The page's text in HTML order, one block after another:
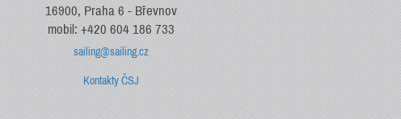
16900, Praha 6 - Břevnov
mobil: +420 604 186 733
sailing@sailing.cz
Kontakty ČSJ